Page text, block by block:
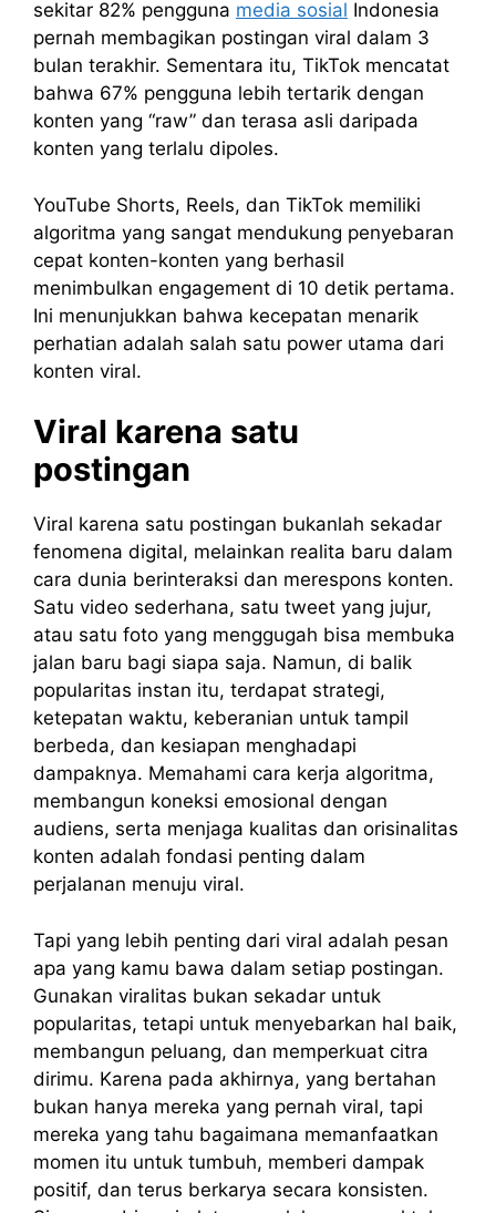
sekitar 82% pengguna media sosial Indonesia
pernah membagikan postingan viral dalam 3
bulan terakhir. Sementara itu, TikTok mencatat
bahwa 67% pengguna lebih tertarik dengan
konten yang “raw” dan terasa asli daripada
konten yang terlalu dipoles.
YouTube Shorts, Reels, dan TikTok memiliki
algoritma yang sangat mendukung penyebaran
cepat konten-konten yang berhasil
menimbulkan engagement di 10 detik pertama.
Ini menunjukkan bahwa kecepatan menarik
perhatian adalah salah satu power utama dari
konten viral.
Viral karena satu
postingan
Viral karena satu postingan bukanlah sekadar
fenomena digital, melainkan realita baru dalam
cara dunia berinteraksi dan merespons konten.
Satu video sederhana, satu tweet yang jujur,
atau satu foto yang menggugah bisa membuka
jalan baru bagi siapa saja. Namun, di balik
popularitas instan itu, terdapat strategi,
ketepatan waktu, keberanian untuk tampil
berbeda, dan kesiapan menghadapi
dampaknya. Memahami cara kerja algoritma,
membangun koneksi emosional dengan
audiens, serta menjaga kualitas dan orisinalitas
konten adalah fondasi penting dalam
perjalanan menuju viral.
Tapi yang lebih penting dari viral adalah pesan
apa yang kamu bawa dalam setiap postingan.
Gunakan viralitas bukan sekadar untuk
popularitas, tetapi untuk menyebarkan hal baik,
membangun peluang, dan memperkuat citra
dirimu. Karena pada akhirnya, yang bertahan
bukan hanya mereka yang pernah viral, tapi
mereka yang tahu bagaimana memanfaatkan
momen itu untuk tumbuh, memberi dampak
positif, dan terus berkarya secara konsisten.